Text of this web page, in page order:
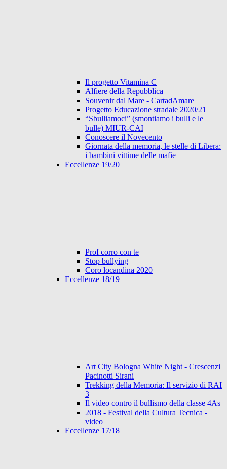
Il progetto Vitamina C
Alfiere della Repubblica
Souvenir dal Mare - CartadAmare
Progetto Educazione stradale 2020/21
“Sbulliamoci” (smontiamo i bulli e le
bulle) MIUR-CAI
Conoscere il Novecento
Giornata della memoria, le stelle di Libera:
i bambini vittime delle mafie
Eccellenze 19/20
Prof corro con te
Stop bullying
Coro locandina 2020
Eccellenze 18/19
Art City Bologna White Night - Crescenzi
Pacinotti Sirani
Trekking della Memoria: Il servizio di RAI
3
Il video contro il bullismo della classe 4As
2018 - Festival della Cultura Tecnica -
video
Eccellenze 17/18